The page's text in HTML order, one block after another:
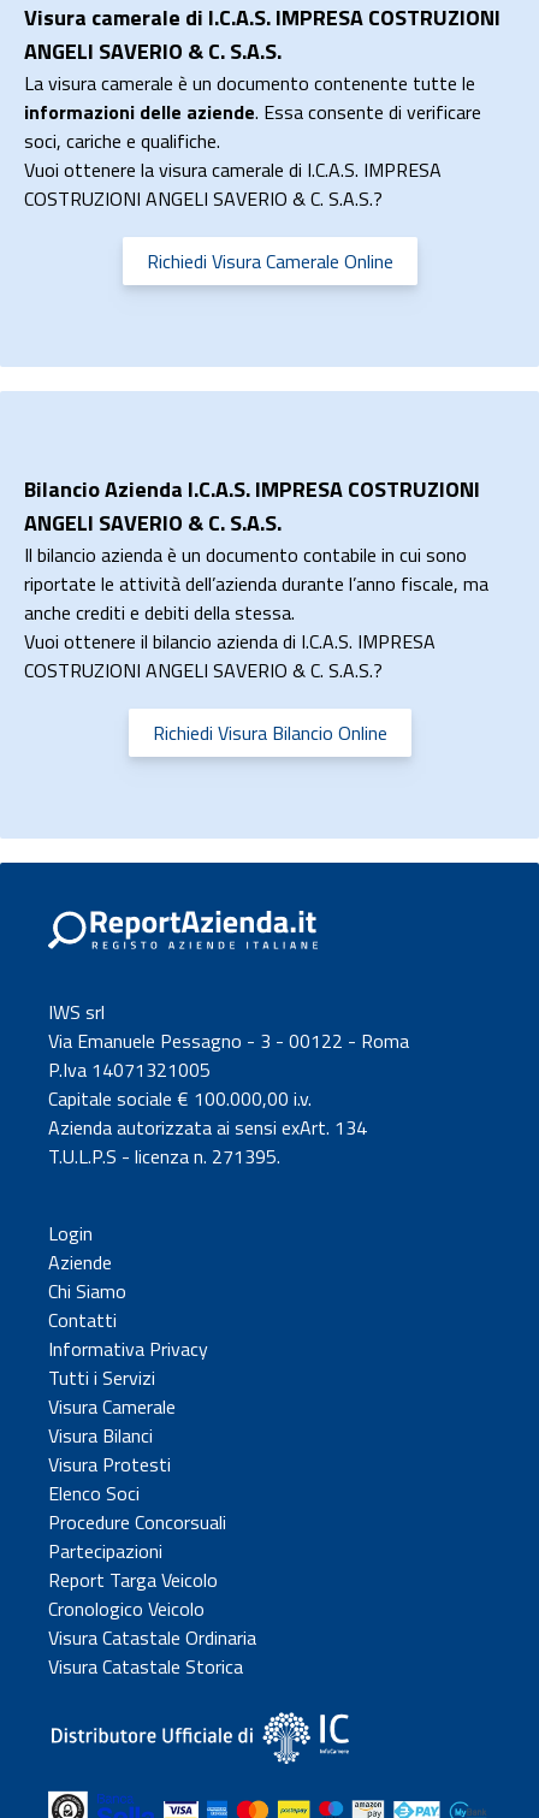
Visura camerale di I.C.A.S. IMPRESA COSTRUZIONI
ANGELI SAVERIO & C. S.A.S.
La visura camerale è un documento contenente tutte le
informazioni delle aziende. Essa consente di verificare
soci, cariche e qualifiche.
Vuoi ottenere la visura camerale di I.C.A.S. IMPRESA
COSTRUZIONI ANGELI SAVERIO & C. S.A.S.?
Richiedi Visura Camerale Online
Bilancio Azienda I.C.A.S. IMPRESA COSTRUZIONI
ANGELI SAVERIO & C. S.A.S.
Il bilancio azienda è un documento contabile in cui sono
riportate le attività dell’azienda durante l’anno fiscale, ma
anche crediti e debiti della stessa.
Vuoi ottenere il bilancio azienda di I.C.A.S. IMPRESA
COSTRUZIONI ANGELI SAVERIO & C. S.A.S.?
Richiedi Visura Bilancio Online
IWS srl
Via Emanuele Pessagno - 3 - 00122 - Roma
P.Iva 14071321005
Capitale sociale € 100.000,00 i.v.
Azienda autorizzata ai sensi exArt. 134
T.U.L.P.S - licenza n. 271395.
Login
Aziende
Chi Siamo
Contatti
Informativa Privacy
Tutti i Servizi
Visura Camerale
Visura Bilanci
Visura Protesti
Elenco Soci
Procedure Concorsuali
Partecipazioni
Report Targa Veicolo
Cronologico Veicolo
Visura Catastale Ordinaria
Visura Catastale Storica